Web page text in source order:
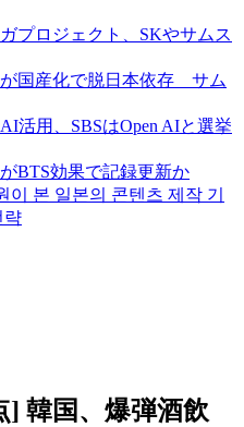
プロジェクト、SKやサムス
国産化で脱日本依存 サム
活用、SBSはOpen AIと選挙
BTS効果で記録更新か
이 본 일본의 콘텐츠 제작 기
략
] 韓国、爆弾酒飲